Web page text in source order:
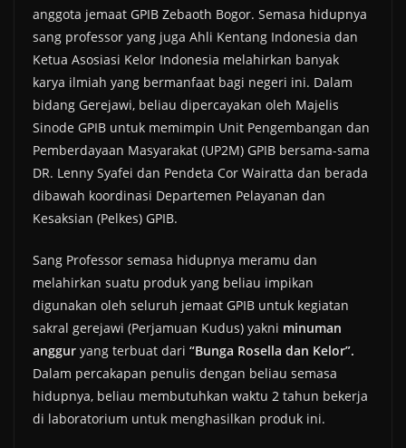
anggota jemaat GPIB Zebaoth Bogor. Semasa hidupnya
sang professor yang juga Ahli Kentang Indonesia dan
Ketua Asosiasi Kelor Indonesia melahirkan banyak
karya ilmiah yang bermanfaat bagi negeri ini. Dalam
bidang Gerejawi, beliau dipercayakan oleh Majelis
Sinode GPIB untuk memimpin Unit Pengembangan dan
Pemberdayaan Masyarakat (UP2M) GPIB bersama-sama
DR. Lenny Syafei dan Pendeta Cor Wairatta dan berada
dibawah koordinasi Departemen Pelayanan dan
Kesaksian (Pelkes) GPIB.
Sang Professor semasa hidupnya meramu dan
melahirkan suatu produk yang beliau impikan
digunakan oleh seluruh jemaat GPIB untuk kegiatan
sakral gerejawi (Perjamuan Kudus) yakni minuman
anggur yang terbuat dari “Bunga Rosella dan Kelor”.
Dalam percakapan penulis dengan beliau semasa
hidupnya, beliau membutuhkan waktu 2 tahun bekerja
di laboratorium untuk menghasilkan produk ini.